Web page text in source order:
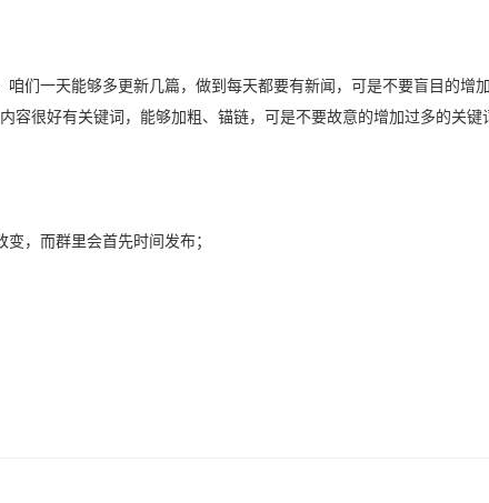
们一天能够多更新几篇，做到每天都要有新闻，可是不要盲目的增
很好有关键词，能够加粗、锚链，可是不要故意的增加过多的关键
，而群里会首先时间发布；